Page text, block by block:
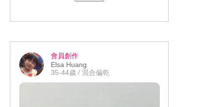
#貼妝必備 #RenaBeauty超服貼美妝蛋
會員創作
Elsa Huang
35-44歲 / 混合偏乾